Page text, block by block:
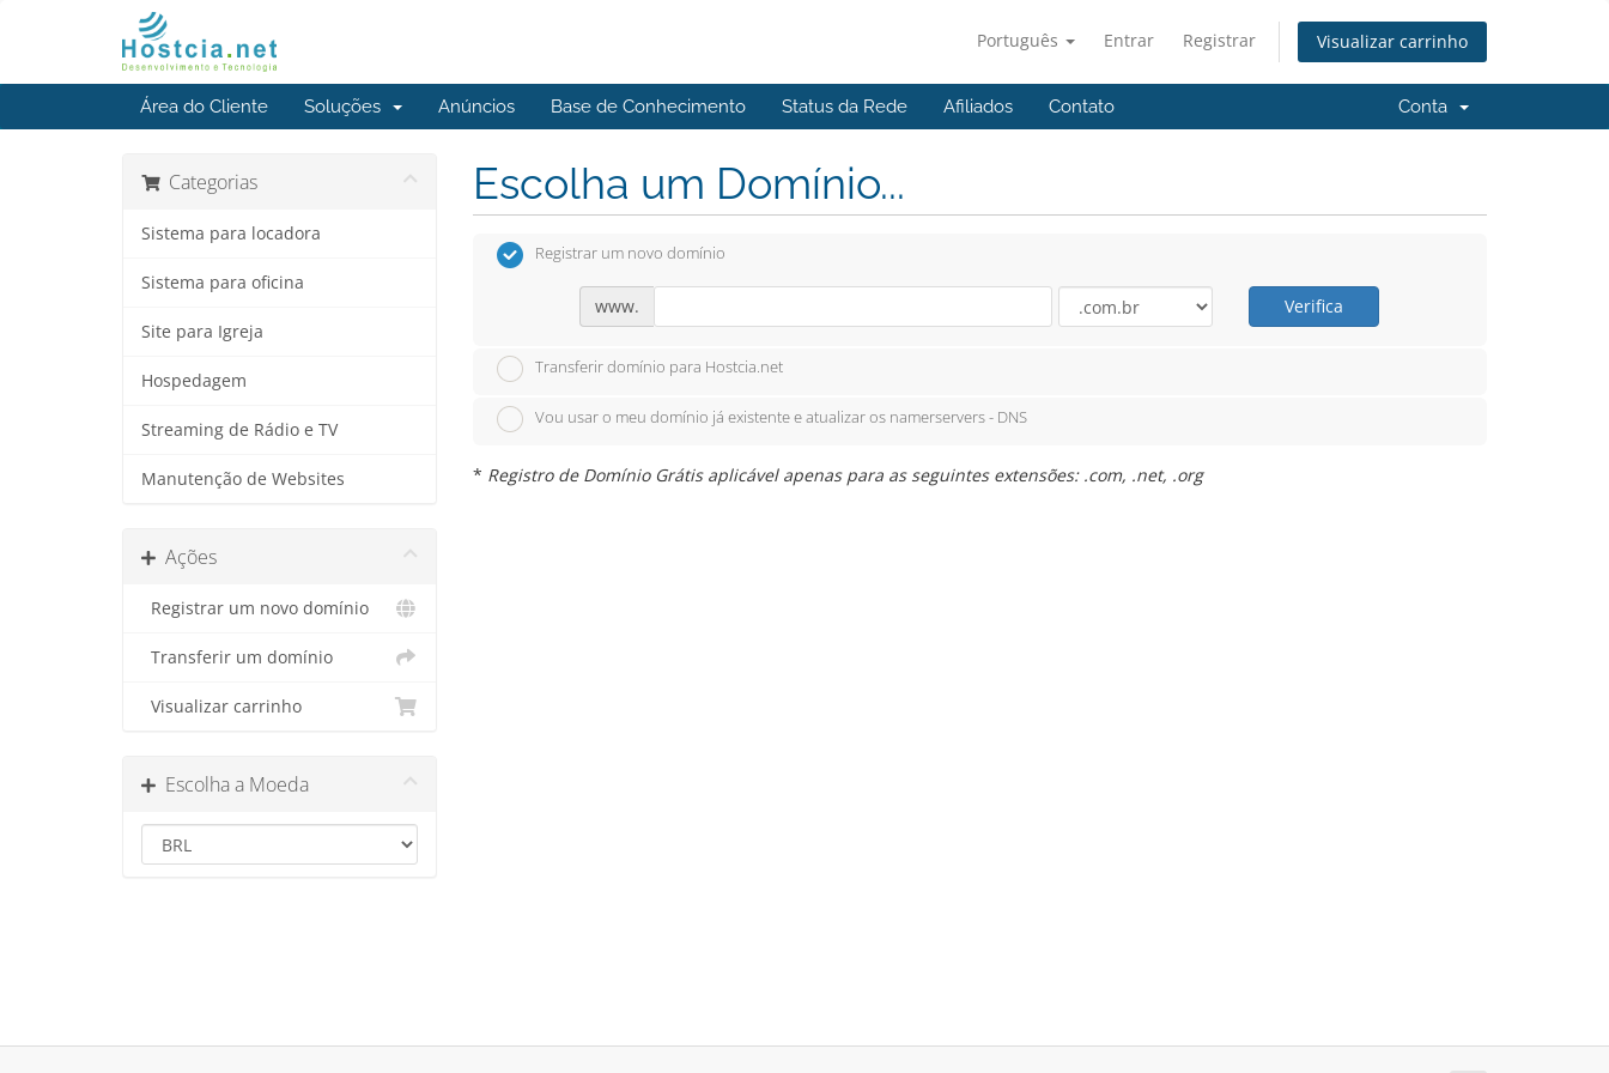
Português Entrar Registrar Visualizar carrinho
Área do Cliente Soluções Anúncios Base de Conhecimento Status da Rede Afiliados Contato Conta
Categorias
Sistema para locadora
Sistema para oficina
Site para Igreja
Hospedagem
Streaming de Rádio e TV
Manutenção de Websites
Ações
Registrar um novo domínio
Transferir um domínio
Visualizar carrinho
Escolha a Moeda
Escolha um Domínio...
Registrar um novo domínio
www. Verifica
Transferir domínio para Hostcia.net
Vou usar o meu domínio já existente e atualizar os namerservers - DNS
* Registro de Domínio Grátis aplicável apenas para as seguintes extensões: .com, .net, .org